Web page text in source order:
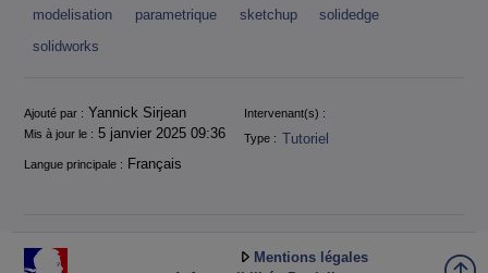
modelisation
parametrique sketchup
solidedge
solidworks
Informations
Ajouté par : Yannick Sirjean
Intervenant(s) :
Mis à jour le : 5 janvier 2025 09:36 Type : Tutoriel
Langue principale : Français
Mentions légales